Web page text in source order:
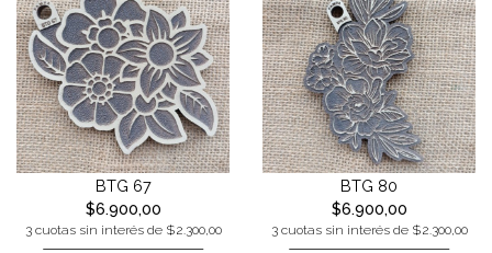
BTG 67
$6.900,00
3 cuotas sin interés de $2.300,00
BTG 80
$6.900,00
3 cuotas sin interés de $2.300,00